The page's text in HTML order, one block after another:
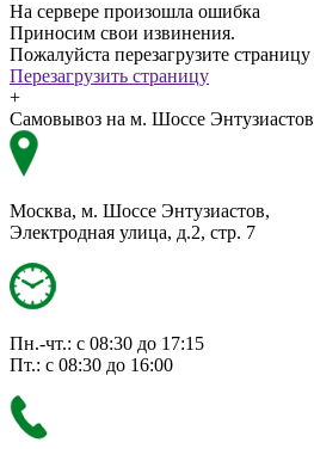
На сервере произошла ошибка
Приносим свои извинения.
Пожалуйста перезагрузите страницу
Перезагрузить страницу
+
Самовывоз на м. Шоссе Энтузиастов
Москва, м. Шоссе Энтузиастов,
Электродная улица, д.2, стр. 7
Пн.-чт.: с 08:30 до 17:15
Пт.: с 08:30 до 16:00